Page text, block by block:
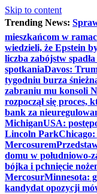
Skip to content
Trending News:
mieszkańcom w
wiedzieli, że Epstein
liczba zabójstw
spotkaniaDavos:
tygodniu burza
zabraniu mu konsoli
rozpoczął się proces,
bank za
MichiganUSA:
Lincoln Park
Mercosurem
domu w południowo-
bójka i pchnięcie
MercosurMinnesota:
kandydat opozycji